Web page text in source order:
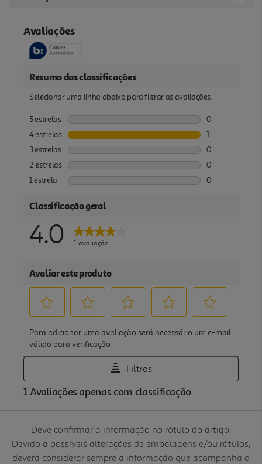
Deve confirmar a informação no rótulo do artigo.
Devido a possíveis alterações de embalagens e/ou rótulos,
deverá considerar sempre a informação que acompanha o